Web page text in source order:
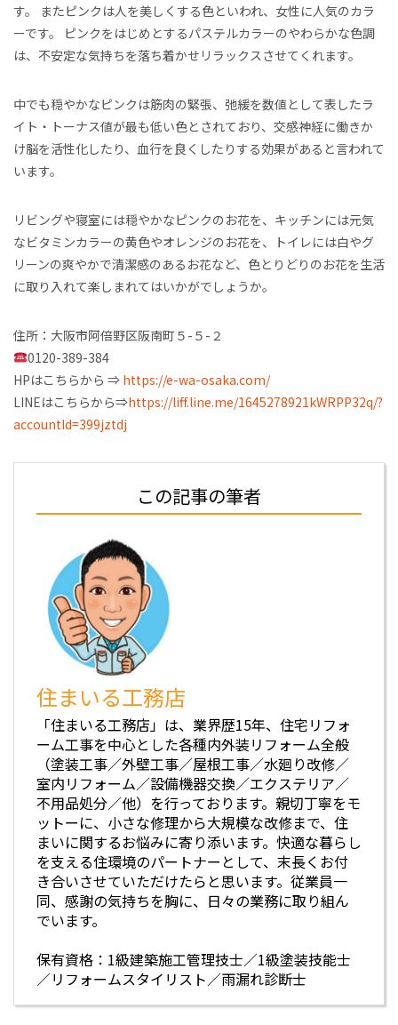
す。 またピンクは人を美しくする色といわれ、女性に人気のカラ
ーです。 ピンクをはじめとするパステルカラーのやわらかな色調
は、不安定な気持ちを落ち着かせリラックスさせてくれます。
中でも穏やかなピンクは筋肉の緊張、弛緩を数値として表したラ
イト・トーナス値が最も低い色とされており、交感神経に働きか
け脳を活性化したり、血行を良くしたりする効果があると言われて
います。
リビングや寝室には穏やかなピンクのお花を、キッチンには元気
なビタミンカラーの黄色やオレンジのお花を、トイレには白やグ
リーンの爽やかで清潔感のあるお花など、色とりどりのお花を生活
に取り入れて楽しまれてはいかがでしょうか。
住所：大阪市阿倍野区阪南町５-５-２
0120-389-384
HPはこちらから ⇒ https://e-wa-osaka.com/
LINEはこちらから⇒https://liff.line.me/1645278921kWRPP32q/?
accountId=399jztdj
この記事の筆者
住まいる工務店
「住まいる工務店」は、業界歴15年、住宅リフォ
ーム工事を中心とした各種内外装リフォーム全般
（塗装工事／外壁工事／屋根工事／水廻り改修／
室内リフォーム／設備機器交換／エクステリア／
不用品処分／他）を行っております。親切丁寧をモ
ットーに、小さな修理から大規模な改修まで、住
まいに関するお悩みに寄り添います。快適な暮らし
を支える住環境のパートナーとして、末長くお付
き合いさせていただけたらと思います。従業員一
同、感謝の気持ちを胸に、日々の業務に取り組ん
でいます。
保有資格：1級建築施工管理技士／1級塗装技能士
／リフォームスタイリスト／雨漏れ診断士